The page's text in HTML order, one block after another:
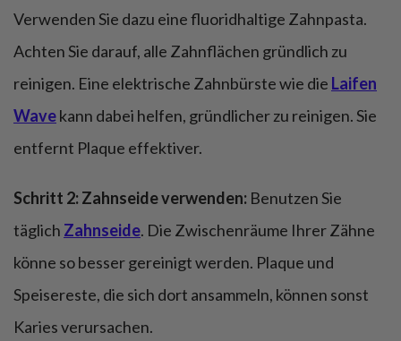
Verwenden Sie dazu eine fluoridhaltige Zahnpasta.
Achten Sie darauf, alle Zahnflächen gründlich zu
reinigen. Eine elektrische Zahnbürste wie die Laifen
Wavekann dabei helfen, gründlicher zu reinigen. Sie
entfernt Plaque effektiver.
Schritt 2: Zahnseide verwenden: Benutzen Sie
täglich Zahnseide. Die Zwischenräume Ihrer Zähne
könne so besser gereinigt werden. Plaque und
Speisereste, die sich dort ansammeln, können sonst
Karies verursachen.